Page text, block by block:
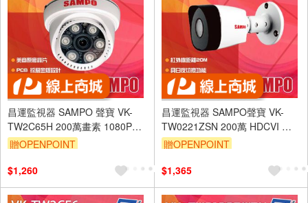
昌運監視器 SAMPO 聲寶 VK-
TW2C65H 200萬畫素 1080P
6LED 紅外線半球攝影機
贈OPENPOINT
$1,260
昌運監視器 SAMPO聲寶 VK-
TW0221ZSN 200萬 HDCVI 紅
外槍型攝影機
贈OPENPOINT
$1,365